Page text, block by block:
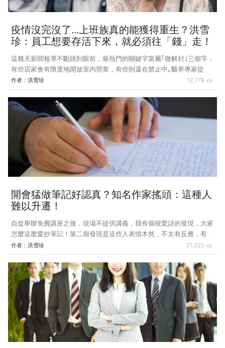
疫情沒完沒了...上班族真的能獲得重生？洪雪
珍：員工想要存活下來，就必須往「錢」走！
這幾天新聞報導不斷跳到眼前，最熱門的關鍵字當屬｢微解封｣三個字，
有些店家會有限度地開放室內營業，有些則還在禁止中｡醫界專家從數
字來看，認為台灣疫情目前有緩解趨勢，可以試試微解封；但是前立委
郭正亮的說法是，政府其實還不願意微解封，但是不得不，因為經濟撐
不下去，必須— ｢與經濟妥協｡｣ 昨天晚上回家看到市府財政局來函，
我電會計師了解詳情，他說這是紓困方案，重點有兩個，營業所得稅打
折，並延緩三個月繳交｡而我早就交了，便跟他問起企業普遍的近況，
他只說兩個字：｢很慘！｣隨口講了三個例子，看來全是瀕臨倒閉｡我心
一驚，倘使老闆都難熬了，員工還能過得了嗎？ 主計總處五月份
作者： 洪雪珍 12,778
開會猛做筆記好認真？知名作家搖頭：這種人
難以升遷！
自從舉辦免費講座之後，現場不提供講義，我有個很驚訝的發現，大家
怎麼這麼愛抄筆記！第二個發現是這些人表情木然﹑不太有反應，有如
不思想的抄筆記機器｡這種習慣搬到職場，就會追求形式上的努力，不
去做出成果｡再搬到會議室，就成了毫無存在感﹑不具能見度的｢與會
者｣，升遷怎麼可能是他們？ 我先實況轉播一下講座進行的現狀，每
當我一回頭，經常看到烏鴉鴉一片黑，盡是腦袋頂，都在猛抄筆記｡一
點不誇張，很多人幾乎是看不到臉，從頭抄到尾，沒抬過頭｡這讓我不
禁懷疑，他們不是來聽講座，是來抄筆記的，唯有｢抄｣讓人感到有在學
習｡ 勤於筆記，就不必思考？
作者： 洪雪珍 21,225